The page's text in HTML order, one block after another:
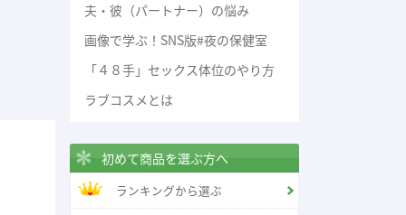
夫・彼（パートナー）の悩み
画像で学ぶ！SNS版#夜の保健室
「４８手」セックス体位のやり方
ラブコスメとは
初めて商品を選ぶ方へ
ランキングから選ぶ